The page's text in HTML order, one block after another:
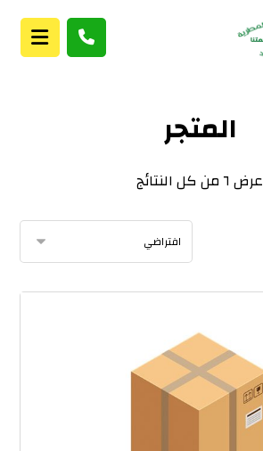
المتجر
عرض ⁦٦⁩ من كل النتائج